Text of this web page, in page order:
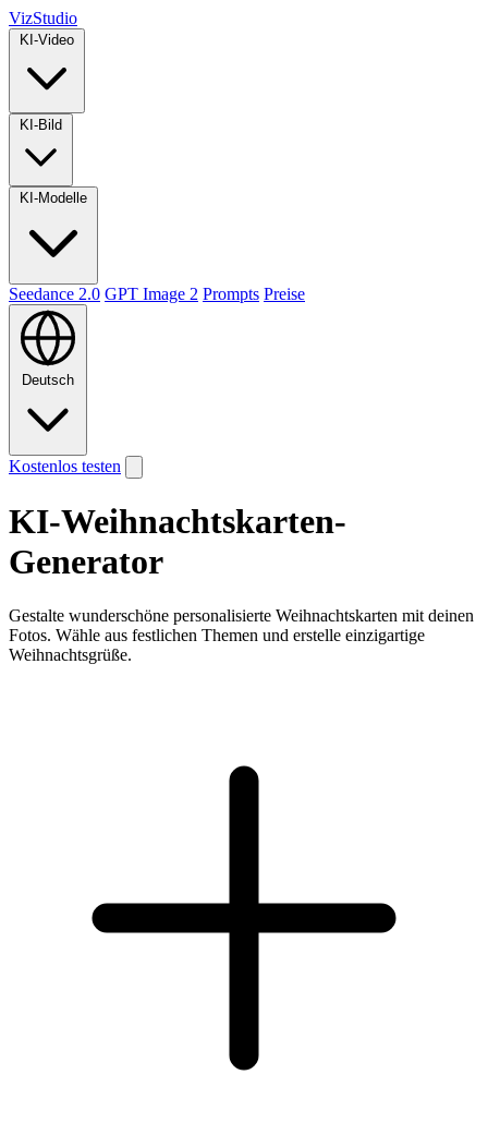
VizStudio
Seedance 2.0 GPT Image 2 Prompts Preise
Deutsch
Kostenlos testen
KI-Weihnachtskarten-
Generator
Gestalte wunderschöne personalisierte Weihnachtskarten mit deinen
Fotos. Wähle aus festlichen Themen und erstelle einzigartige
Weihnachtsgrüße.